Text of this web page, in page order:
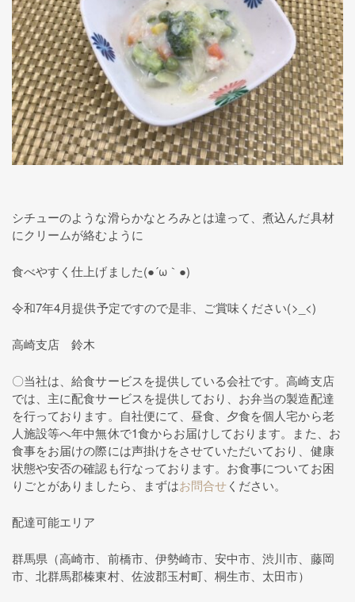
シチューのような滑らかなとろみとは違って、煮込んだ具材
にクリームが絡むように
食べやすく仕上げました(●´ω｀●)
令和7年4月提供予定ですので是非、ご賞味ください(>_<)
高崎支店 鈴木
〇当社は、給食サービスを提供している会社です。高崎支店
では、主に配食サービスを提供しており、お弁当の製造配達
を行っております。自社便にて、昼食、夕食を個人宅から老
人施設等へ年中無休で1食からお届けしております。また、お
食事をお届けの際には声掛けをさせていただいており、健康
状態や安否の確認も行なっております。お食事についてお困
りごとがありましたら、まずはお問合せください。
配達可能エリア
群馬県（高崎市、前橋市、伊勢崎市、安中市、渋川市、藤岡
市、北群馬郡榛東村、佐波郡玉村町、桐生市、太田市）